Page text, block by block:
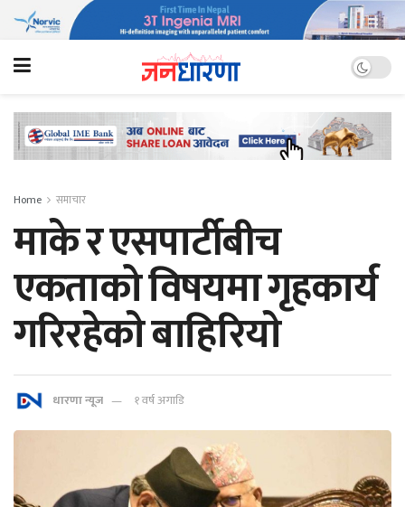
Home समाचार
माके र एसपार्टीबीच
एकताको विषयमा गृहकार्य
गरिरहेकाे बाहिरियाे
धारणा न्यूज १ वर्ष अगाडि